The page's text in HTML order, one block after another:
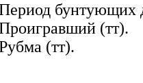
бунтующих
(тт).
(тт).